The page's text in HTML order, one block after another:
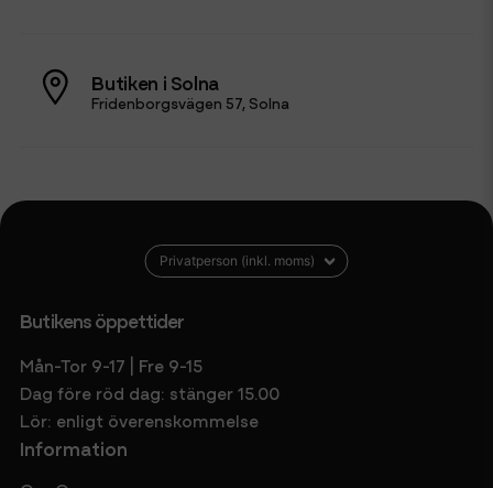
Butiken i Solna
Fridenborgsvägen 57, Solna
Butikens öppettider
Mån-Tor 9-17 | Fre 9-15
Dag före röd dag: stänger 15.00
Lör: enligt överenskommelse
Information